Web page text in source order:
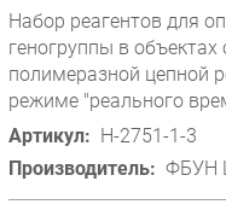
Набор реагентов для
геногруппы в
полимеразной цепной
режиме "реального
Артикул: H-2751-1-3
Производитель: ФБУН